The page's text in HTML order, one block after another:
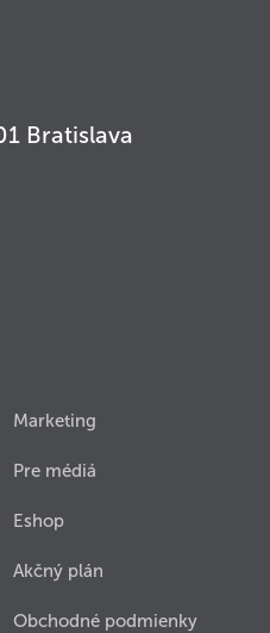
Bratislava
Marketing
Pre médiá
Eshop
Akčný plán
Obchodné podmienky